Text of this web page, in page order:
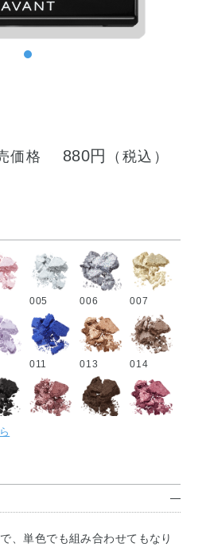
価格 880円 （税込）
005 006 007
011 013 014
、単色でも組み合わせてもなり